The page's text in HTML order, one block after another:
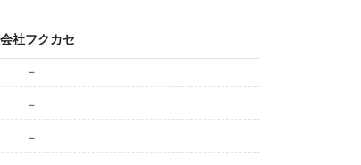
社フクカセ
－
－
－